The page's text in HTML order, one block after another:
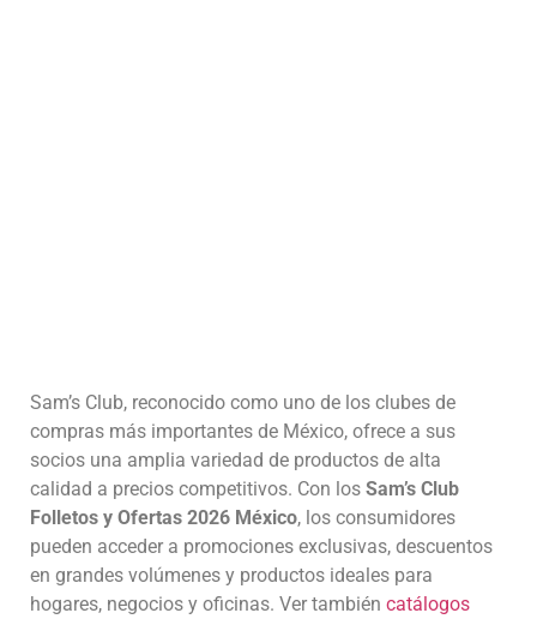
Sam’s Club, reconocido como uno de los clubes de
compras más importantes de México, ofrece a sus
socios una amplia variedad de productos de alta
calidad a precios competitivos. Con los Sam’s Club
Folletos y Ofertas 2026 México, los consumidores
pueden acceder a promociones exclusivas, descuentos
en grandes volúmenes y productos ideales para
hogares, negocios y oficinas. Ver también catálogos